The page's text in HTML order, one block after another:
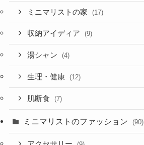
ミニマリストの家 (17)
収納アイディア (9)
湯シャン (4)
生理・健康 (12)
肌断食 (7)
ミニマリストのファッション (90)